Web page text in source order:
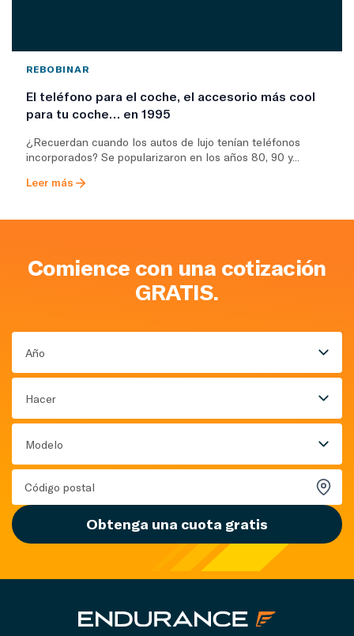
REBOBINAR
El teléfono para el coche, el accesorio más cool
para tu coche… en 1995
¿Recuerdan cuando los autos de lujo tenían teléfonos
incorporados? Se popularizaron en los años 80, 90 y...
Leer más
Comience con una cotización
GRATIS.
Año
Hacer
Modelo
Obtenga una cuota gratis